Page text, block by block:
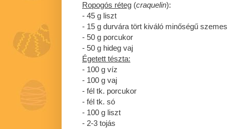
Ropogós réteg (craquelin):
- 45 g liszt
- 15 g durvára tört kiváló minőségű szemes
- 50 g porcukor
- 50 g hideg vaj
Égetett tészta:
- 100 g víz
- 100 g vaj
- fél tk. porcukor
- fél tk. só
- 100 g liszt
- 2-3 tojás